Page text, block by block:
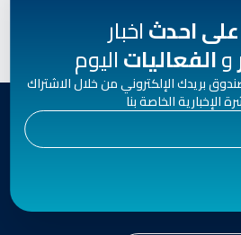
على احدثاخبار
والفعالياتاليوم
بريدك الإلكتروني من خلال الاشتراك
الإخبارية الخاصة بنا